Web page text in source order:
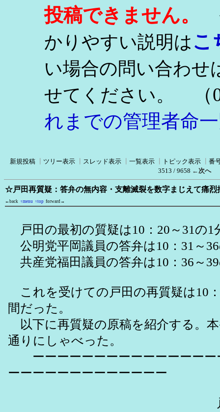
投稿できません。
かりやすい説明はこ
い場合の問い合わせ
せてください。
（
れまでの管理者命
新規投稿 ツリー表示 スレッド表示 一覧表示 トピック表示
番
3513 / 9658 ←次へ
☆戸田再質疑：答弁の無内容・支離滅裂を数字まじえて痛烈
←back ↑menu ↑top forward→
戸田の最初の質疑は10：20～31の1
公明党平岡議員の答弁は10：31～
共産党福田議員の答弁は10：36～
これを受けての戸田の再質疑は10
間だった。
以下に再質疑の原稿を紹介する。
通りにしゃべった。
ーーーーーーーーーーーーーーー
ーーーーーーーーーーーーー
戸田ひさ